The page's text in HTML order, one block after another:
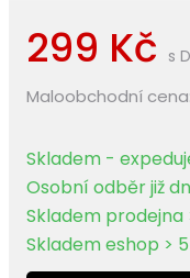
299 Kč s
Maloobchodní cena:
Skladem -
Osobní odběr již
Skladem prodejna
Skladem eshop >